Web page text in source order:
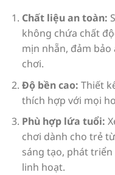
Chất liệu an toàn:
không chứa chất
mịn nhẵn, đảm
chơi.
Độ bền cao: Thiết
thích hợp với mọi
Phù hợp lứa tuổi:
chơi dành cho trẻ
sáng tạo, phát
linh hoạt.